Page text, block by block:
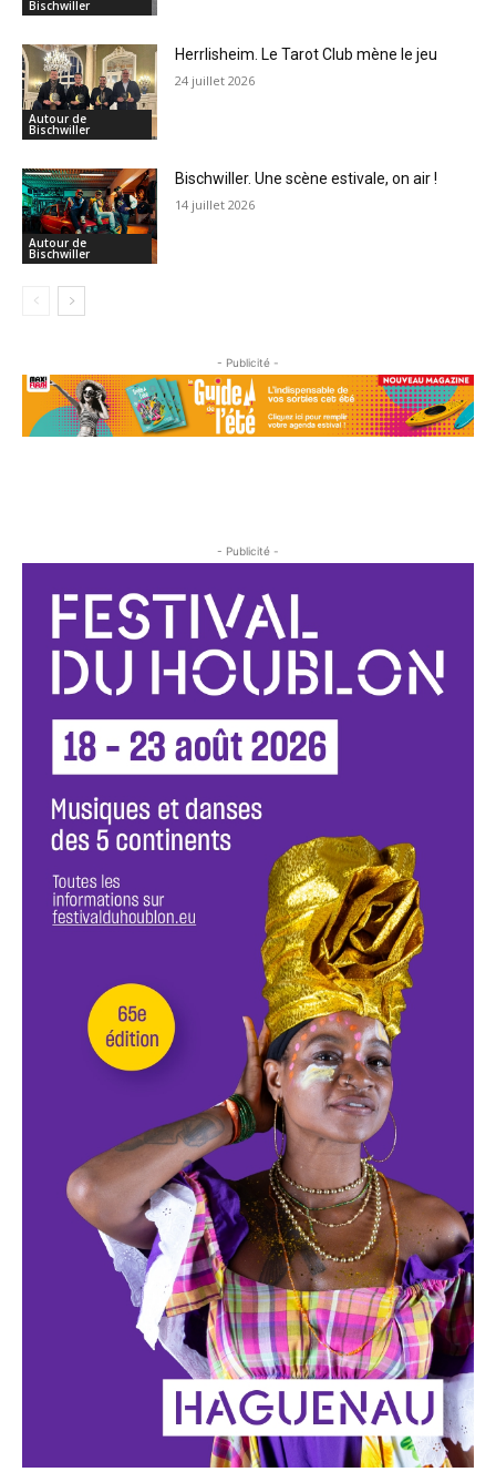
Bischwiller
Autour de
Bischwiller
Herrlisheim. Le Tarot Club mène le jeu
24 juillet 2026
Autour de
Bischwiller
Bischwiller. Une scène estivale, on air !
14 juillet 2026
- Publicité -
- Publicité -